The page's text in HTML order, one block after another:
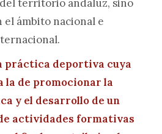
territorio andaluz, sino
el ámbito nacional e
práctica deportiva cuya
la de promocionar la
y el desarrollo de un
actividades formativas